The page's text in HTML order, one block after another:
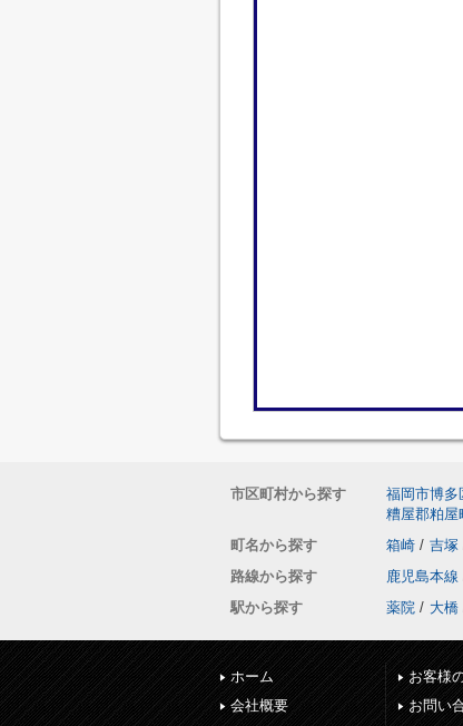
市区町村から探す 福岡市博多
糟屋郡粕屋
町名から探す
箱崎 / 吉塚
路線から探す
鹿児島本線
駅から探す
薬院 / 大橋
ホーム
会社概要
お客様
お問い